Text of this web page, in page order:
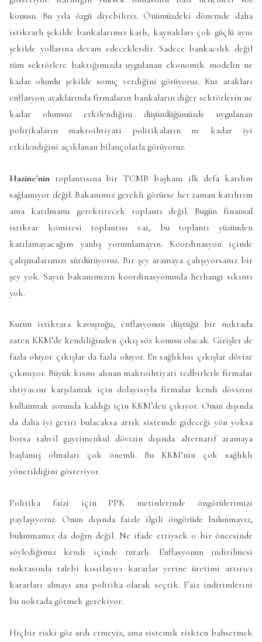
konusu. Bu yıla özgü diyebiliriz. Önümüzdeki dönemde daha
istikrarlı şekilde bankalarımız karlı, kaynakları çok güçlü aynı
şekilde yollarına devam edeceklerdir. Sadece bankacılık değil
tüm sektörlere baktığımızda uygulanan ekonomik modelin ne
kadar olumlu şekilde sonuç verdiğini görüyoruz. Kur atakları
enflasyon ataklarında firmaların bankaların diğer sektörlerin ne
kadar olumsuz etkilendiğini düşündüğümüzde uygulanan
politikaların makroihtiyati politikaların ne kadar iyi
etkilendiğini açıklanan bilançolarla görüyoruz.
Hazine’nin toplantısına bir TCMB başkanı ilk defa katılım
sağlamıyor değil. Bakanımız gerekli görürse her zaman katılırım
ama katılmamı gerektirecek toplantı değil. Bugün finansal
istikrar komitesi toplantısı var, bu toplantı yüzünden
katılamayacağım yanlış yorumlamayın. Koordinasyon içinde
çalışmalarımızı sürdürüyoruz. Bir şey aramaya çalışıyorsanız bir
şey yok. Sayın bakanımızın koordinasyonunda herhangi sıkıntı
yok.
Kurun istikrara kavuştuğu, enflasyonun düştüğü bir noktada
zaten KKM’de kendiliğinden çıkış söz konusu olacak. Girişler de
fazla oluyor çıkışlar da fazla oluyor. En sağlıklısı çıkışlar dövize
çıkmıyor. Büyük kısmı alınan makroihtiyati tedbirlerle firmalar
ihtiyacını karşılamak için dolayısıyla firmalar kendi dövizini
kullanmak zorunda kaldığı için KKM’den çıkıyor. Onun dışında
da daha iyi getiri bulacaksa artık sistemde gideceği yön yoksa
borsa tahvil gayrimenkul dövizin dışında alternatif aramaya
başlamış olmaları çok önemli. Bu KKM’nin çok sağlıklı
yönetildiğini gösteriyor.
Politika faizi için PPK metinlerinde öngörülerimizi
paylaşıyoruz. Onun dışında faizle ilgili öngörüde bulunmayız,
bulunmamız da doğru değil. Ne ifade ettiysek o bir öncesinde
söylediğimiz kendi içinde tutarlı. Enflasyonun indirilmesi
noktasında talebi kısıtlayıcı kararlar yerine üretimi artırıcı
kararları almayı ana politika olarak seçtik. Faiz indirimlerini
bu noktada görmek gerekiyor.
Hiçbir riski göz ardı etmeyiz, ama sistemik riskten bahsetmek